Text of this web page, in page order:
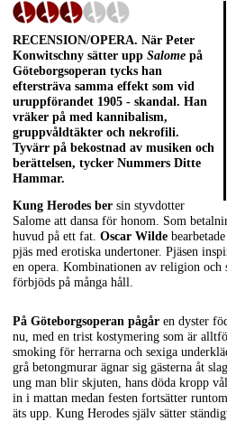
RECENSION/OPERA. När Peter
Konwitschny sätter upp Salome på
Göteborgsoperan tycks han
eftersträva samma effekt som vid
uruppförandet 1905 - skandal. Han
vräker på med kannibalism,
gruppvåldtäkter och nekrofili.
Tyvärr på bekostnad av musiken och
berättelsen, tycker Nummers Ditte
Hammar.
Kung Herodes ber sin styvdotter
Salome att dansa för honom. Som
huvud på ett fat. Oscar Wilde
pjäs med erotiska undertoner. Pjäsen
en opera. Kombinationen av religion och
förbjöds på många håll.
På Göteborgsoperan pågår en dyster
nu, med en trist kostymering som är
smoking för herrarna och sexiga
grå betongmurar ägnar sig gästerna åt
ung man blir skjuten, hans döda kropp
in i mattan medan festen fortsätter
äts upp. Kung Herodes själv sätter